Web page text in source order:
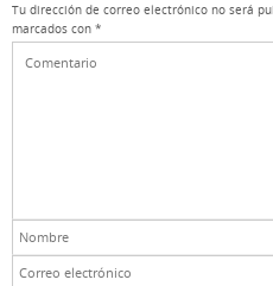
Tu dirección de correo electrónico no será
marcados con *